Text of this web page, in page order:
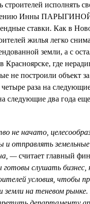
строителей исполнять
Инны
ставки. Как в
жилья легко
земли, а с
Красноярске, где
не построили объект
раза на
следующие два года
не начато,
и отправлять
—считает главный
слушать бизнес,
условия, чтобы
земли на теневом